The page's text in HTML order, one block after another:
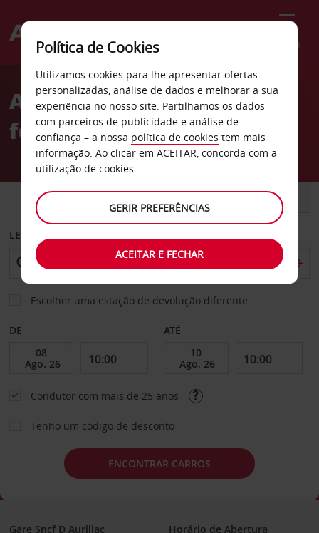
Menu
Welcome
AvisAluguer de carros Estação
ferroviária de Aurillac
CARRO COMERCIAIS
LEVANTAR EM
Escolher uma estação de devolução diferente
DE ATÉ
Condutor com mais de 25 anos
Tenho um código de desconto
ENCONTRAR CARROS
Gare Sncf D Aurillac
Horário de Abertura
Política de Cookies
Utilizamos cookies para lhe apresentar ofertas
personalizadas, análise de dados e melhorar a sua
experiência no nosso site. Partilhamos os dados
com parceiros de publicidade e análise de
confiança – a nossa política de cookies tem mais
informação. Ao clicar em ACEITAR, concorda com a
utilização de cookies.
GERIR PREFERÊNCIAS
ACEITAR E FECHAR